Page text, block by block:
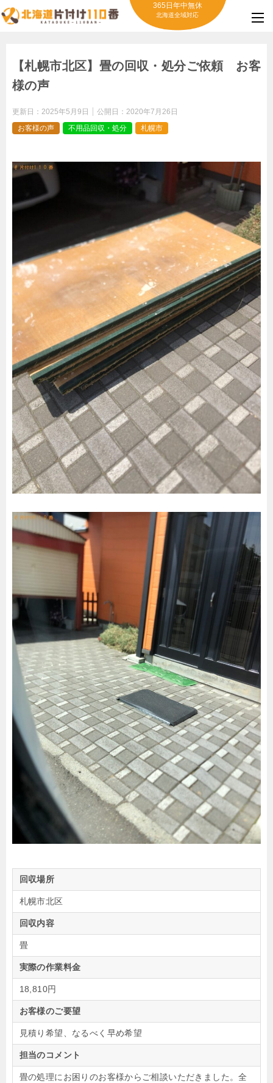
365日年中無休
北海道全域対応
【札幌市北区】畳の回収・処分ご依頼 お客
様の声
更新日： 2025年5月9日 公開日： 2020年7月26日
お客様の声
不用品回収・処分 札幌市
回収場所
札幌市北区
回収内容
畳
実際の作業料金
18,810円
お客様のご要望
見積り希望、なるべく早め希望
担当のコメント
畳の処理にお困りのお客様からご相談いただきました。全